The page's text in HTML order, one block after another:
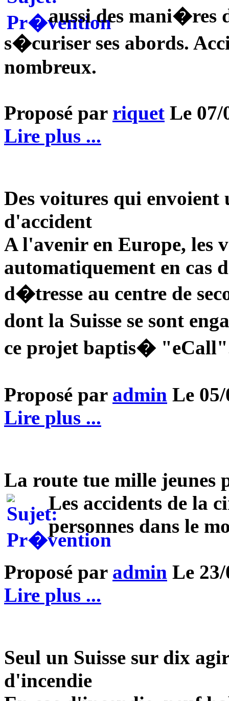
aussi des mani�res
s�curiser ses abords.
nombreux.
Proposé par riquet Le 07/
Lire plus ...
Des voitures qui envoient
d'accident
A l'avenir en Europe, les
automatiquement en cas
d�tresse au centre de
dont la Suisse se sont
ce projet baptis�
Proposé par admin Le
Lire plus ...
La route tue mille jeunes
Les accidents de la
personnes dans le
Proposé par admin Le
Lire plus ...
Seul un Suisse sur dix
d'incendie